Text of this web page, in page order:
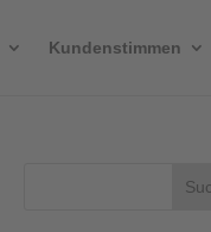
Kundenstimmen